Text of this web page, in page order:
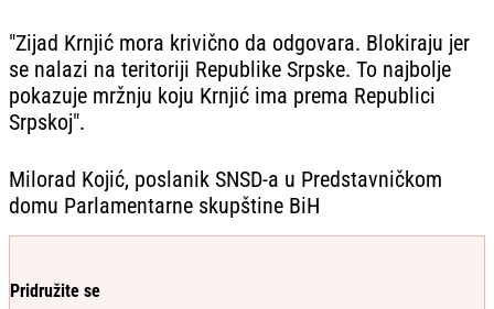
"Zijad Krnjić mora krivično da odgovara. Blokiraju jer
se nalazi na teritoriji Republike Srpske. To najbolje
pokazuje mržnju koju Krnjić ima prema Republici
Srpskoj".
Milorad Kojić, poslanik SNSD-a u Predstavničkom
domu Parlamentarne skupštine BiH
Pridružite se